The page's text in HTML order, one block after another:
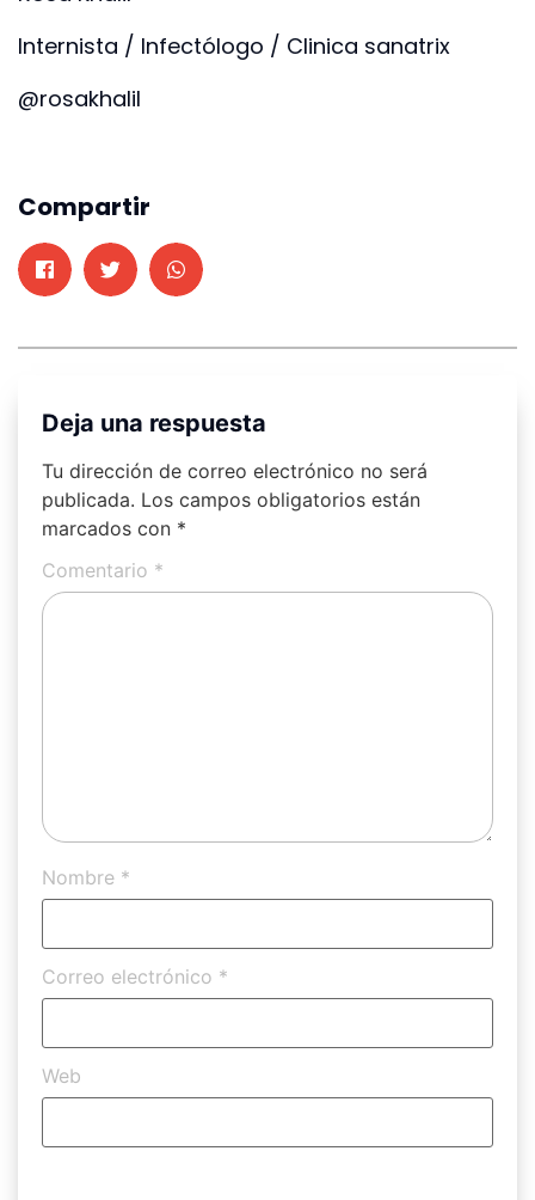
Internista / Infectólogo / Clinica sanatrix
@rosakhalil
Compartir
Deja una respuesta
Tu dirección de correo electrónico no será
publicada. Los campos obligatorios están
marcados con *
Comentario *
Nombre *
Correo electrónico *
Web